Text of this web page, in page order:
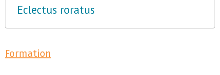
Eclectus roratus
Formation